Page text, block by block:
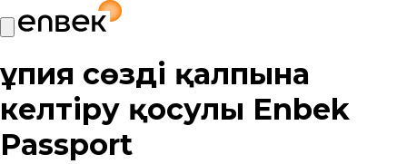
Құпия сөзді қалпына
келтіру қосулы Enbek
Passport